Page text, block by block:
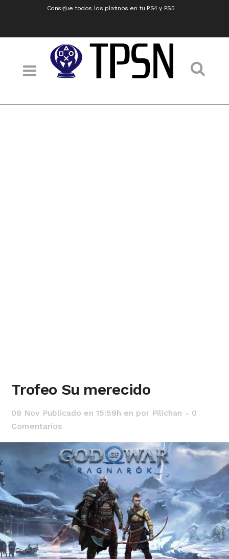
Consigue todos los platinos en tu PS4 y PS5
Trofeo Su merecido
08 Nov Publicado en 15:59h en por Pilichan
0
Comentarios